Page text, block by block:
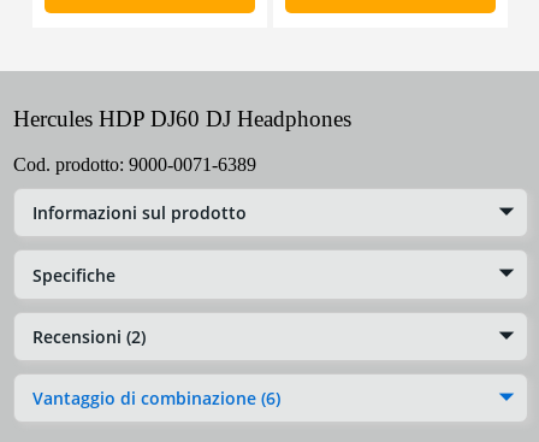
Hercules HDP DJ60 DJ Headphones
Cod. prodotto: 9000-0071-6389
Informazioni sul prodotto
Specifiche
Recensioni (2)
Vantaggio di combinazione (6)